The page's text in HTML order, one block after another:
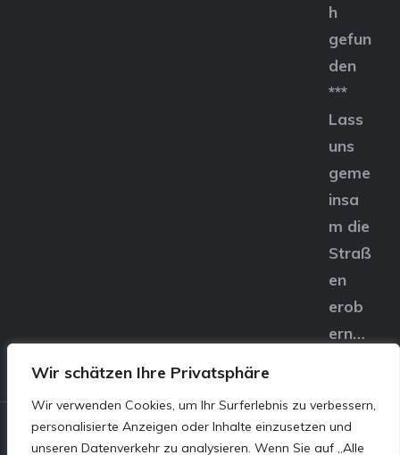
Wir schätzen Ihre Privatsphäre
Wir verwenden Cookies, um Ihr Surferlebnis zu verbessern,
personalisierte Anzeigen oder Inhalte einzusetzen und
unseren Datenverkehr zu analysieren. Wenn Sie auf „Alle
h
gefun
den
***
Lass
uns
geme
insa
m die
Straß
en
erob
ern…
© E&S Motors GmbH,